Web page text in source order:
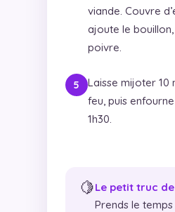
viande. Couvre
ajoute le
poivre.
Laisse mijoter 10
feu, puis
1h30.
🍋Le petit truc
Prends le